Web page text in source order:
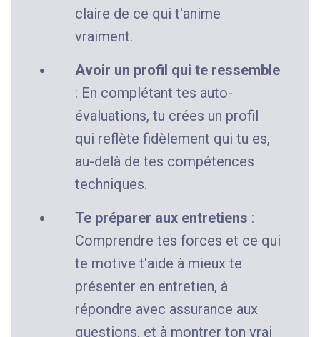
claire de ce qui t'anime
vraiment.
Avoir un profil qui te ressemble
: En complétant tes auto-
évaluations, tu crées un profil
qui reflète fidèlement qui tu es,
au-delà de tes compétences
techniques.
Te préparer aux entretiens :
Comprendre tes forces et ce qui
te motive t'aide à mieux te
présenter en entretien, à
répondre avec assurance aux
questions, et à montrer ton vrai